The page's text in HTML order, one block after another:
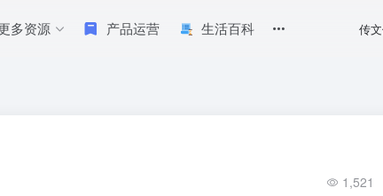
多资源 产品运营 生活百科 传
1,521